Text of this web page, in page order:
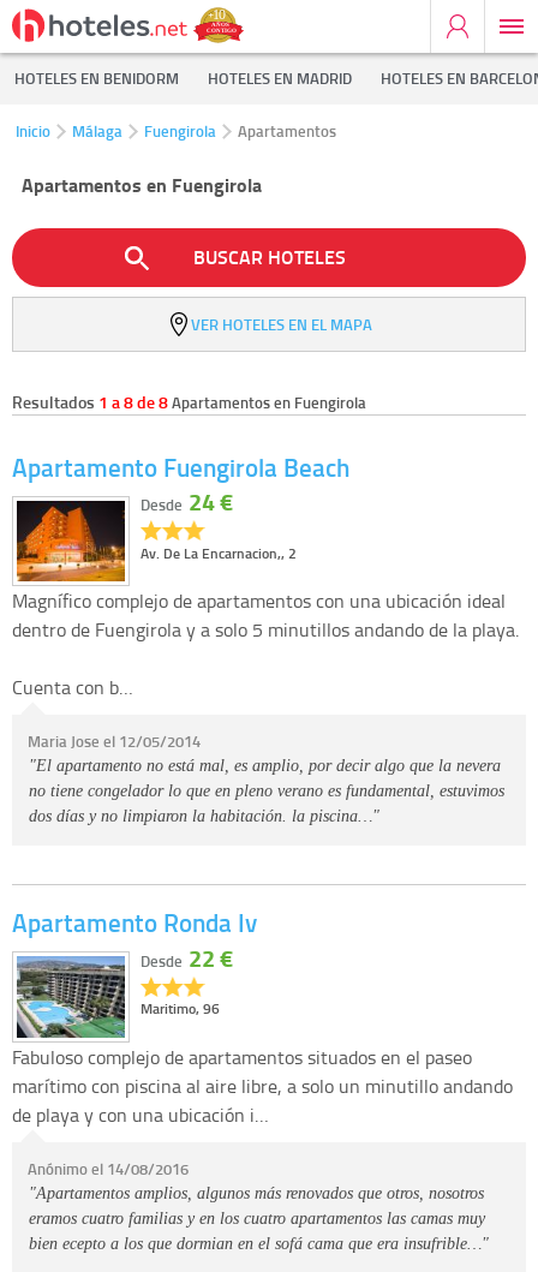
HOTELES EN BENIDORM HOTELES EN MADRID HOTELES EN
Inicio Málaga Fuengirola Apartamentos
Apartamentos en Fuengirola
BUSCAR HOTELES
VER HOTELES EN EL MAPA
Resultados 1 a 8 de 8Apartamentos en Fuengirola
Apartamento Fuengirola Beach
Av. De La Encarnacion,, 2
Desde 24 €
Magnífico complejo de apartamentos con una ubicación ideal
dentro de Fuengirola y a solo 5 minutillos andando de la playa.
Cuenta con b…
Maria Jose el 12/05/2014
"El apartamento no está mal, es amplio, por decir algo que la nevera
no tiene congelador lo que en pleno verano es fundamental, estuvimos
dos días y no limpiaron la habitación. la piscina…"
Apartamento Ronda Iv
Maritimo, 96
Desde 22 €
Fabuloso complejo de apartamentos situados en el paseo
marítimo con piscina al aire libre, a solo un minutillo andando
de playa y con una ubicación i…
Anónimo el 14/08/2016
"Apartamentos amplios, algunos más renovados que otros, nosotros
eramos cuatro familias y en los cuatro apartamentos las camas muy
bien ecepto a los que dormian en el sofá cama que era insufrible…"